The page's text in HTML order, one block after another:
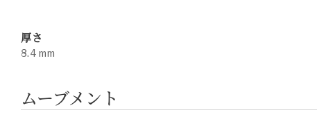
厚さ
8.4 mm
ムーブメント